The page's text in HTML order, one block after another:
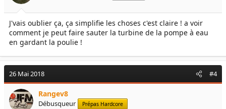
J'vais oublier ça, ça simplifie les choses c'est claire ! a voir
comment je peut faire sauter la turbine de la pompe à eau
en gardant la poulie !
26 Mai 2018 #4
Rangev8
Débusqueur Prépas Hardcore